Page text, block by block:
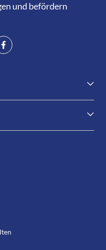
und befördern